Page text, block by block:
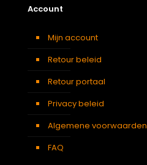
Account
Mijn account
Retour beleid
Retour portaal
Privacy beleid
Algemene voorwaarden
FAQ